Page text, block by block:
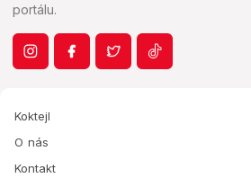
portálu.
Koktejl
O nás
Kontakt